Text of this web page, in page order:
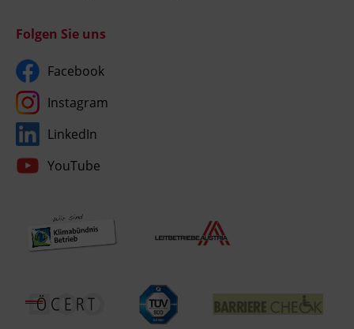
Folgen Sie uns
Facebook
Instagram
LinkedIn
YouTube